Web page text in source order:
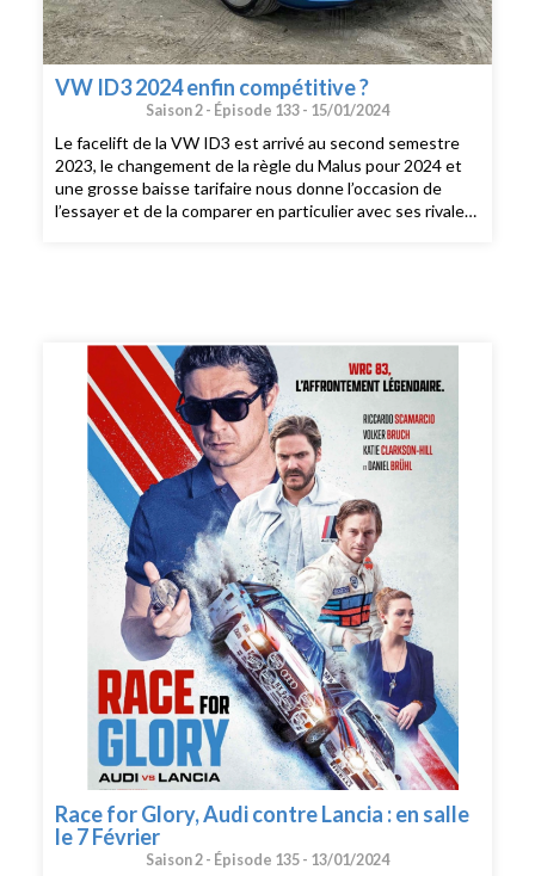
VW ID3 2024 enfin compétitive ?
Saison 2 - Épisode 133 - 15/01/2024
Le facelift de la VW ID3 est arrivé au second semestre
2023, le changement de la règle du Malus pour 2024 et
une grosse baisse tarifaire nous donne l’occasion de
l’essayer et de la comparer en particulier avec ses rivales
Race for Glory, Audi contre Lancia : en salle
le 7 Février
Saison 2 - Épisode 135 - 13/01/2024